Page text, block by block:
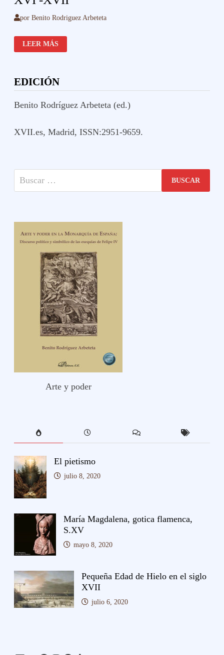
porBenito Rodriguez Arbeteta
VIRGEN
DEL
ROSARIO,
-
XVII
LEER MÁS
EDICIÓN
Benito Rodríguez Arbeteta (ed.)
XVII.es, Madrid, ISSN:2951-9659.
Buscar:
Arte y poder
El pietismo
julio 8, 2020
María Magdalena, gotica flamenca,
S.XV
mayo 8, 2020
Pequeña Edad de Hielo en el siglo
XVII
julio 6, 2020